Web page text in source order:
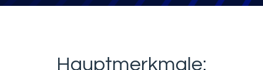
Hauptmerkmale: